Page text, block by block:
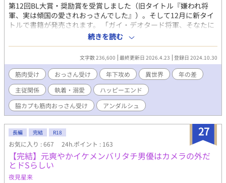
第12回BL大賞・奨励賞を受賞しました（旧タイトル『嫌われ将
軍、実は傾国の愛されおっさんでした』）。そして12月に新タイ
トルで書籍が発売されます。 「ガイ・デオタード将軍、そなたに
邪竜討伐の任を与える。我が命を果たすまで、この国に戻ること
は許さぬ」 ――新王から事実上の追放を受けたガイ。 副官を始
め、部下たちも冷ややかな態度。 ずっと感じていたが、自分は嫌
われていたのだと悟りながらガイは王命を受け、邪竜討伐の旅に
出る。 その際、一人の若き青年エリクがガイのお供を申し出る。
兵を辞めてまで英雄を手伝いたいというエリクに野心があるよう
に感じつつ、ガイはエリクを連れて旅立つ。 エリクの野心も、新
王の冷遇も、部下たちの冷ややかさも、すべてはガイへの愛だと
知らずに―― 筋肉おっさん受け好きに捧げる、実は愛されおっさ
と一匹のハイテンションラブな後日談です。
続きを読む
文字数 236,600 最終更新日 2026.4.23 登録日 2024.10.30
筋肉受け おっさん受け 年下攻め 異世界
年の差
主従関係
執着・溺愛
ハッピーエンド
脇カプも筋肉おっさん受け
アンダルシュ
27
長編 完結 R18
お気に入り : 667 24h.ポイント : 163
【完結】元爽やかイケメンバリタチ男優はカメラの外だ
とドSらしい
夜見星来